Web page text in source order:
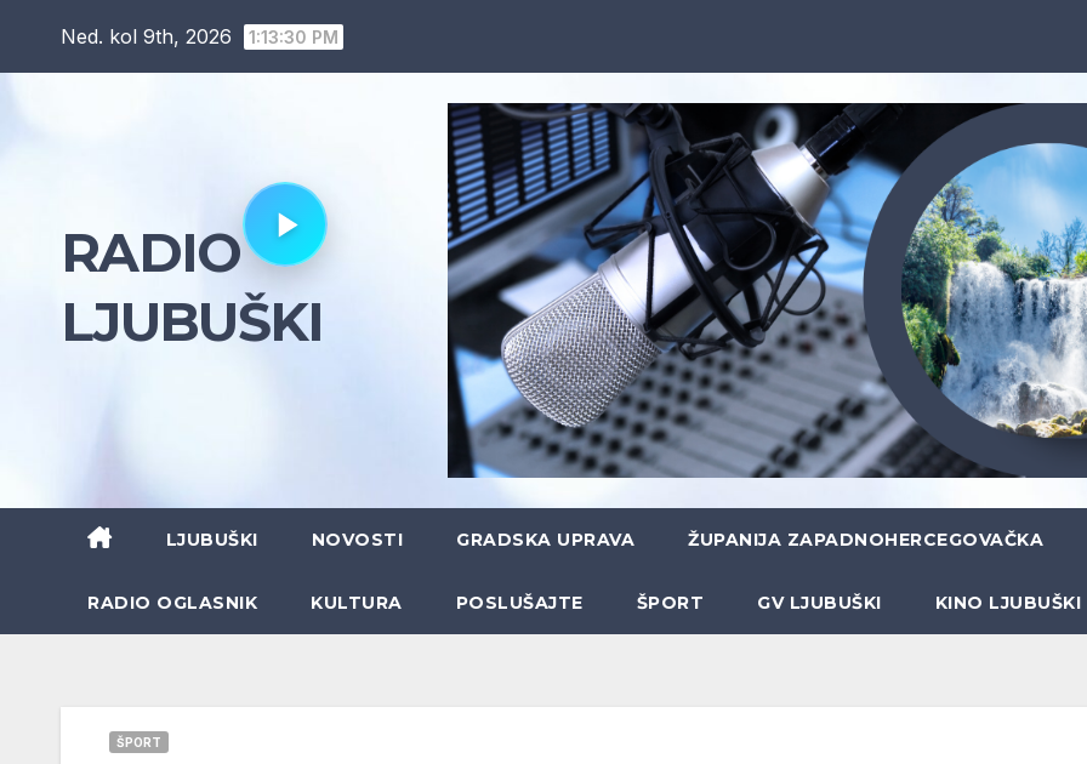
Ned. kol 9th, 2026 1:13:31 PM
RADIO
LJUBUŠKI
LJUBUŠKI NOVOSTI GRADSKA UPRAVA ŽUPANIJA ZAPADNOHERCEGOVAČKA
RADIO OGLASNIK KULTURA POSLUŠAJTE ŠPORT GV LJUBUŠKI KINO LJUBUŠKI
ŠPORT